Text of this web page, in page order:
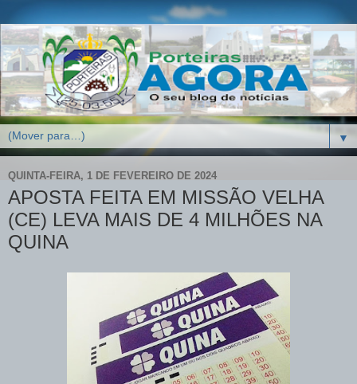
▼
QUINTA-FEIRA, 1 DE FEVEREIRO DE 2024
APOSTA FEITA EM MISSÃO VELHA
(CE) LEVA MAIS DE 4 MILHÕES NA
QUINA